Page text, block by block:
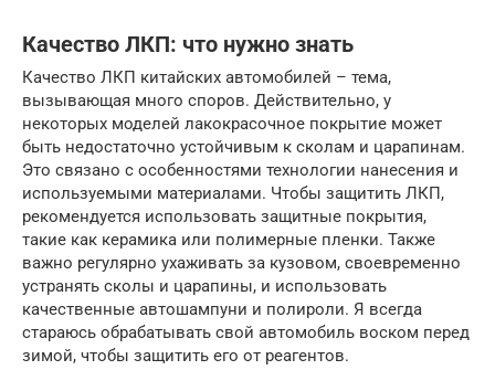
Качество ЛКП: что нужно знать
Качество ЛКП китайских автомобилей – тема,
вызывающая много споров. Действительно, у
некоторых моделей лакокрасочное покрытие может
быть недостаточно устойчивым к сколам и царапинам.
Это связано с особенностями технологии нанесения и
используемыми материалами. Чтобы защитить ЛКП,
рекомендуется использовать защитные покрытия,
такие как керамика или полимерные пленки. Также
важно регулярно ухаживать за кузовом, своевременно
устранять сколы и царапины, и использовать
качественные автошампуни и полироли. Я всегда
стараюсь обрабатывать свой автомобиль воском перед
зимой, чтобы защитить его от реагентов.